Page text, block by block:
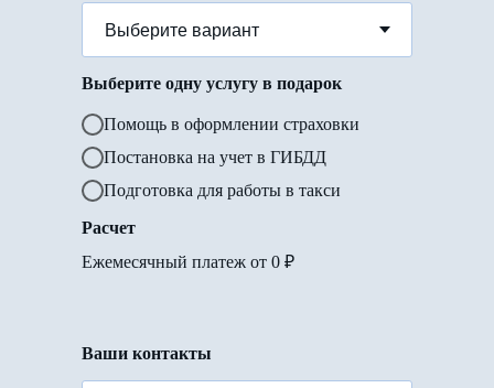
Выберите одну услугу в подарок
Помощь в оформлении страховки
Постановка на учет в ГИБДД
Подготовка для работы в такси
Расчет
Ежемесячный платеж от 0 ₽
Ваши контакты